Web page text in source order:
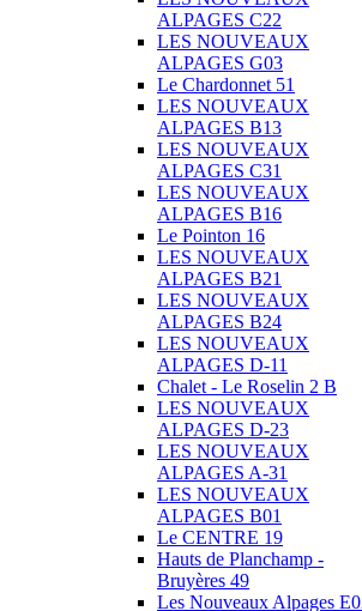
ALPAGES C22
LES NOUVEAUX
ALPAGES G03
Le Chardonnet 51
LES NOUVEAUX
ALPAGES B13
LES NOUVEAUX
ALPAGES C31
LES NOUVEAUX
ALPAGES B16
Le Pointon 16
LES NOUVEAUX
ALPAGES B21
LES NOUVEAUX
ALPAGES B24
LES NOUVEAUX
ALPAGES D-11
Chalet - Le Roselin 2 B
LES NOUVEAUX
ALPAGES D-23
LES NOUVEAUX
ALPAGES A-31
LES NOUVEAUX
ALPAGES B01
Le CENTRE 19
Hauts de Planchamp -
Bruyères 49
Les Nouveaux Alpages